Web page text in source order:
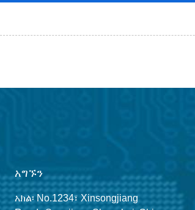
አግኙን
አክል፡ No.1234፣ Xinsongjiang